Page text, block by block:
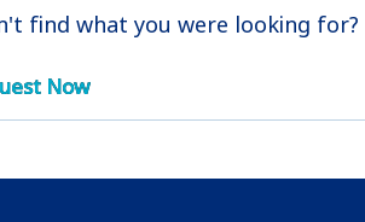
find what you were looking for?
Now